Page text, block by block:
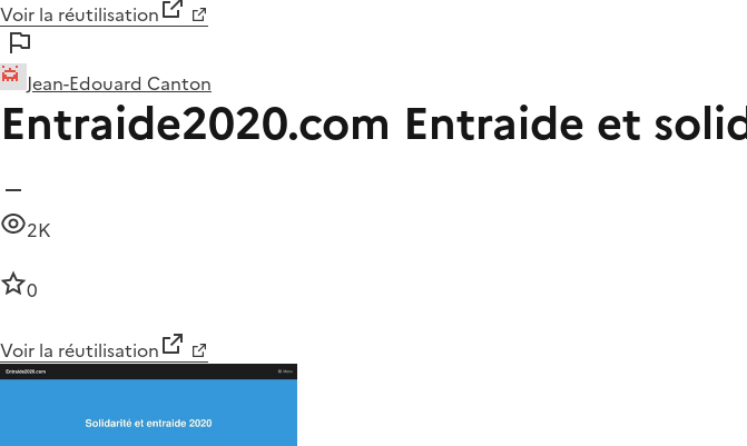
Voir la réutilisation
Jean-Edouard Canton
Entraide2020.com Entraide et
2K
0
Voir la réutilisation